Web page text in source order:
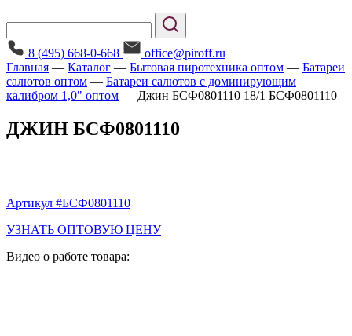
8 (495) 668-0-668
office@piroff.ru
Главная — Каталог — Бытовая пиротехника оптом — Батареи
салютов оптом — Батареи салютов с доминирующим
калибром 1,0" оптом — Джин БСФ0801110 18/1 БСФ0801110
ДЖИН БСФ0801110
Артикул #БСФ0801110
УЗНАТЬ ОПТОВУЮ ЦЕНУ
Видео о работе товара: